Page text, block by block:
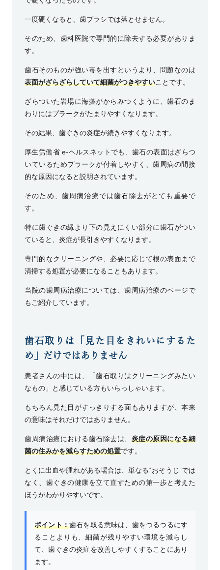
一度硬くなると、歯ブラシでは落とせません。
そのため、歯科医院で専門的に除去する必要がありま
す。
歯石そのものが強い毒を出すというより、問題なのは
表面がざらざらしていて細菌がつきやすいことです。
ざらついた岩場に海藻がからみつくように、歯石のま
わりにはプラークがたまりやすくなります。
その結果、歯ぐきの炎症が続きやすくなります。
厚生労働省 e-ヘルスネットでも、歯石の表面はざらつ
いているためプラークが付着しやすく、歯周病の間接
的な原因になると説明されています。
そのため、歯周病治療では歯石除去がとても重要で
す。
特に歯ぐきの縁より下の見えにくい部分に歯石がつい
ていると、炎症が長引きやすくなります。
専門的なクリーニングや、必要に応じて根の表面まで
清掃する処置が必要になることもあります。
当院の歯周病治療については、歯周病治療のページで
もご紹介しています。
歯石取りは「見た目をきれいにするた
め」だけではありません
患者さんの中には、「歯石取りはクリーニングみたい
なもの」と感じている方もいらっしゃいます。
もちろん見た目がすっきりする面もありますが、本来
の意味はそれだけではありません。
歯周病治療における歯石除去は、 炎症の原因になる細
菌の住みかを減らすための処置です。
とくに出血や腫れがある場合は、単なる“おそうじ”では
なく、歯ぐきの健康を立て直すための第一歩と考えた
ほうがわかりやすいです。
ポイント：歯石を取る意味は、歯をつるつるにす
ることよりも、細菌が残りやすい環境を減らし
て、歯ぐきの炎症を改善しやすくすることにあり
ます。